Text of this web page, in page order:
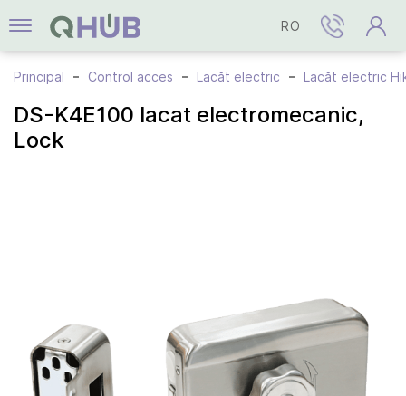
RO
Principal Control acces Lacăt electric Lacăt electric
DS-K4E100 lacat electromecanic,
Lock